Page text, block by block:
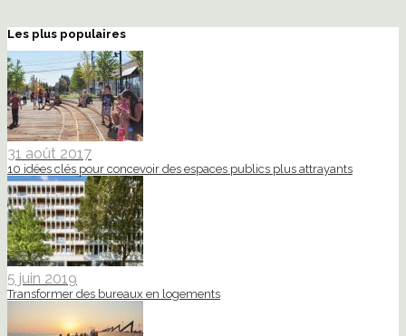
Les plus populaires
31 août 2017
10 idées clés pour concevoir des espaces publics plus attrayants
5 juin 2019
Transformer des bureaux en logements